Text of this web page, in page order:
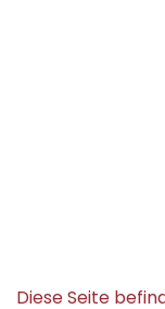
Diese Seite